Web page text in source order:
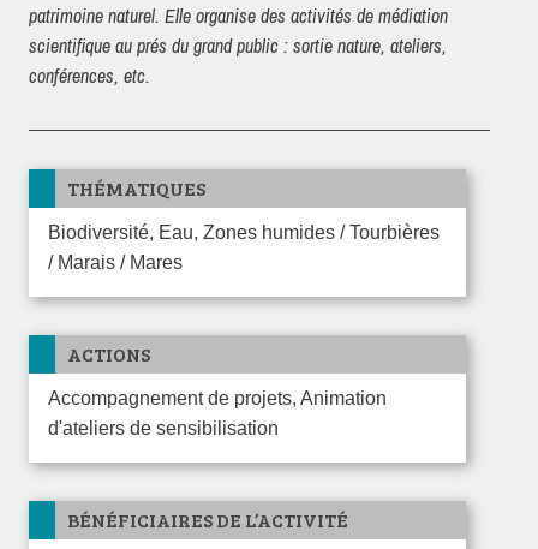
patrimoine naturel. Elle organise des activités de médiation
scientifique au prés du grand public : sortie nature, ateliers,
conférences, etc.
THÉMATIQUES
Biodiversité, Eau, Zones humides / Tourbières
/ Marais / Mares
ACTIONS
Accompagnement de projets, Animation
d'ateliers de sensibilisation
BÉNÉFICIAIRES DE L’ACTIVITÉ